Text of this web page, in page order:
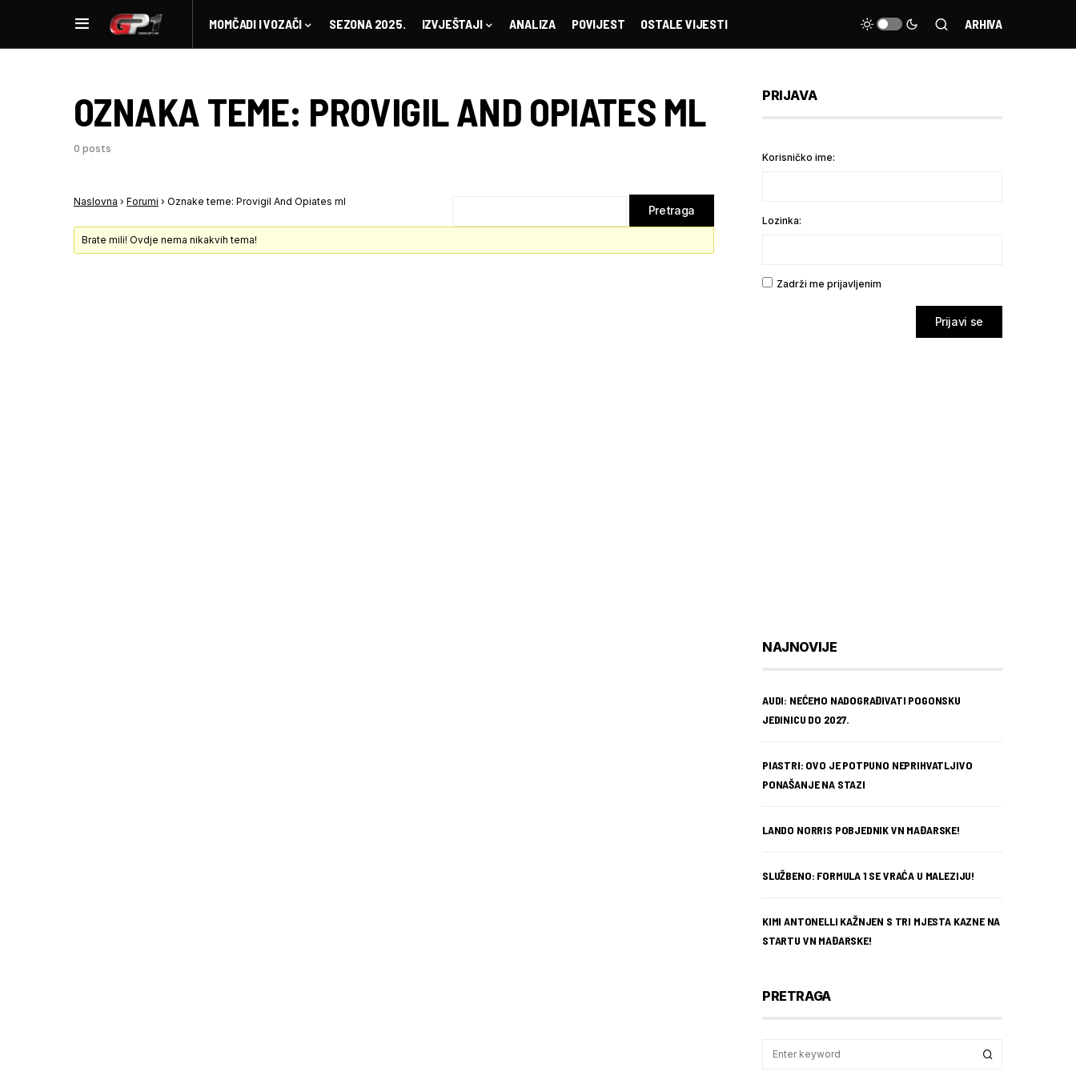
MOMČADI I VOZAČI SEZONA 2025. IZVJEŠTAJI ANALIZA POVIJEST OSTALE VIJESTI ARHIVA
OZNAKA TEME: PROVIGIL AND OPIATES ML
0 posts
Naslovna › Forumi › Oznake teme: Provigil And Opiates ml
Brate mili! Ovdje nema nikakvih tema!
PRIJAVA
Korisničko ime:
Lozinka:
Zadrži me prijavljenim
Prijavi se
NAJNOVIJE
AUDI: NEĆEMO NADOGRAĐIVATI POGONSKU
JEDINICU DO 2027.
PIASTRI: OVO JE POTPUNO NEPRIHVATLJIVO
PONAŠANJE NA STAZI
LANDO NORRIS POBJEDNIK VN MAĐARSKE!
SLUŽBENO: FORMULA 1 SE VRAĆA U MALEZIJU!
KIMI ANTONELLI KAŽNJEN S TRI MJESTA KAZNE NA
STARTU VN MAĐARSKE!
PRETRAGA